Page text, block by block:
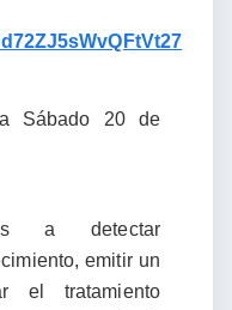
Sábado 20 de
a detectar
emitir un
el tratamiento